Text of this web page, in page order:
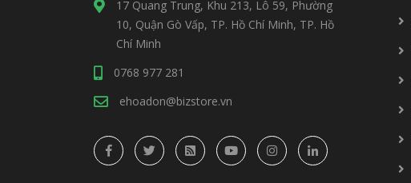
17 Quang Trung, Khu 213, Lô 59, Phường
10, Quận Gò Vấp, TP. Hồ Chí Minh, TP. Hồ
Chí Minh
0768 977 281
ehoadon@bizstore.vn